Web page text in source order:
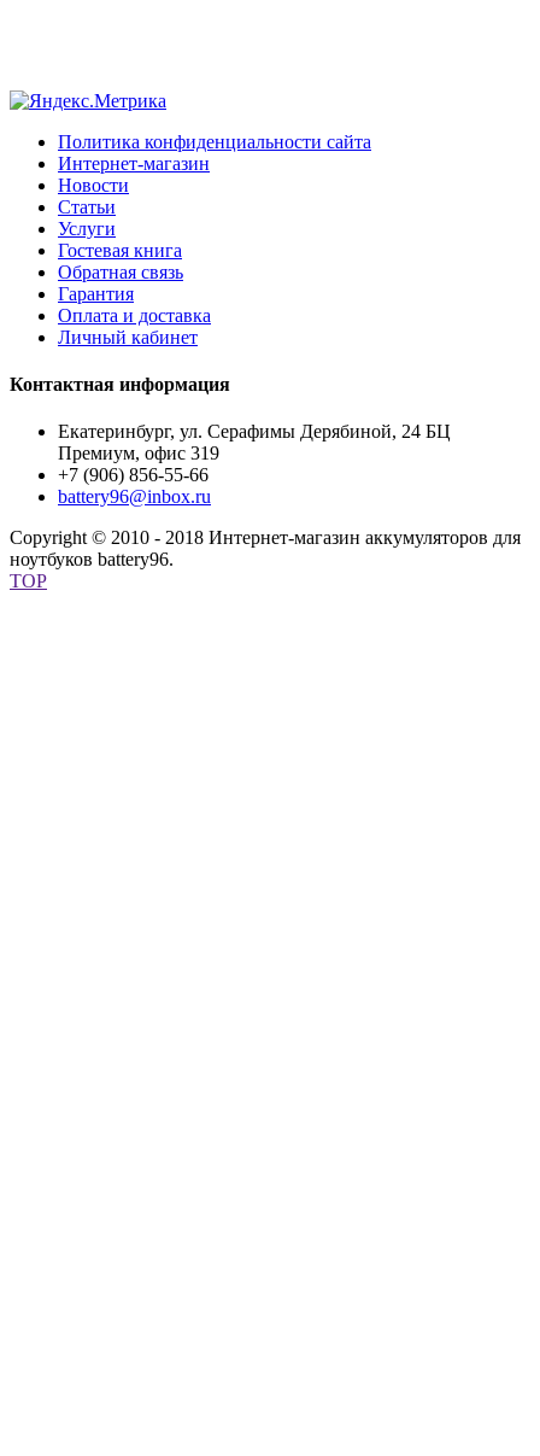
Политика конфиденциальности сайта
Интернет-магазин
Новости
Статьи
Услуги
Гостевая книга
Обратная связь
Гарантия
Оплата и доставка
Личный кабинет
Контактная информация
Екатеринбург, ул. Серафимы Дерябиной, 24 БЦ
Премиум, офис 319
+7 (906) 856-55-66
battery96@inbox.ru
Copyright © 2010 - 2018 Интернет-магазин аккумуляторов для
ноутбуков battery96.
TOP